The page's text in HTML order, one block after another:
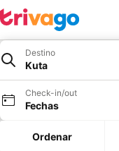
Destino
Kuta
Check-in/out
Fechas
Ordenar